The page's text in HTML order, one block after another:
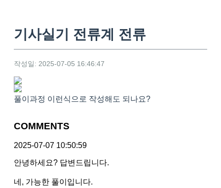
기사실기 전류계 전류
작성일: 2025-07-05 16:46:47
풀이과정 이런식으로 작성해도 되나요?
COMMENTS
2025-07-07 10:50:59
안녕하세요? 답변드립니다.
네, 가능한 풀이입니다.